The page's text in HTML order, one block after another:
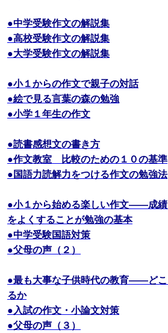
●中学受験作文の解説集
●高校受験作文の解説集
●大学受験作文の解説集
●小１からの作文で親子の対話
●絵で見る言葉の森の勉強
●小学１年生の作文
●読書感想文の書き方
●作文教室 比較のための１０の基準
●国語力読解力をつける作文の勉強法
●小１から始める楽しい作文――成
をよくすることが勉強の基本
●中学受験国語対策
●父母の声（２）
●最も大事な子供時代の教育――ど
るか
●入試の作文・小論文対策
●父母の声（３）